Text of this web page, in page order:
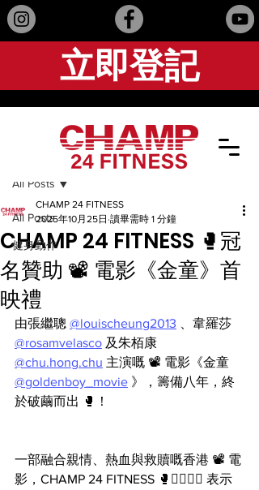
立即登記
All Posts
健身動作
All Posts
CHAMP 24 FITNESS 🥊冠
名贊助 📽 電影《金童》首
映禮
CHAMP 24 FITNESS
2025年10月25日 讀畢需時 1 分鐘
由張繼聰 @louischeung2013 、韋羅莎
@rosamvelasco 及朱栢康
@chu.hong.chu 主演嘅 📽 電影《金童
@goldenboy_movie 》，籌備八年，終
於破繭而出 🥊！
一部融合親情、熱血與救贖嘅香港 📽 電
影，CHAMP 24 FITNESS 🥊🏋️‍♂️🧘‍♀️ 表示